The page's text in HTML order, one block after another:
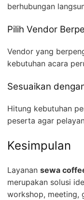
berhubungan
Pilih Vendor
Vendor yang
kebutuhan acara
Sesuaikan
Hitung kebutuhan
peserta agar
Kesimpulan
Layanan sewa
merupakan solusi
workshop, meeting,